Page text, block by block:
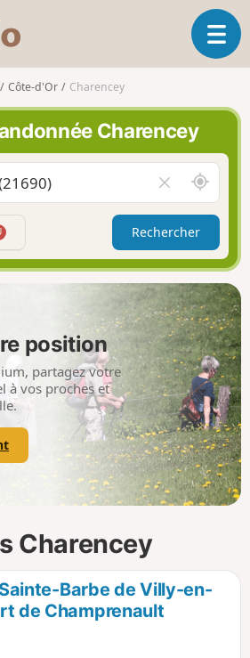
s
o
r
n
d
o
O
u
l
a
i
g
a
t
i
o
n
Côte-d'Or Charencey
Charencey
i
d
e
r
l
e
c
h
a
m
p
A
u
t
u
r
d
e
m
o
i
Rechercher
position
partagez votre
à vos proches et
Charencey
Barbe de Villy-en-
de Champrenault